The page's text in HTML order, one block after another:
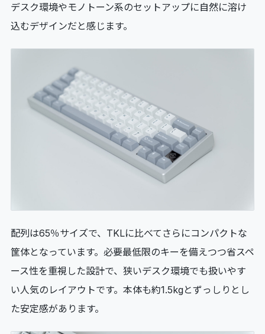
デスク環境やモノトーン系のセットアップに自然に溶け
込むデザインだと感じます。
配列は65％サイズで、TKLに比べてさらにコンパクトな
筐体となっています。必要最低限のキーを備えつつ省スペ
ース性を重視した設計で、狭いデスク環境でも扱いやす
い人気のレイアウトです。本体も約1.5kgとずっしりとし
た安定感があります。